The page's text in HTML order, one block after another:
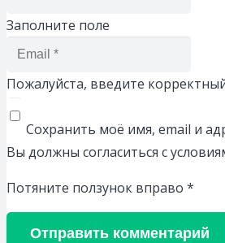
Заполните поле
Пожалуйста, введите
Сохранить моё имя, email и
Вы должны согласиться с
Потяните ползунок вправо *
Отправить комментарий